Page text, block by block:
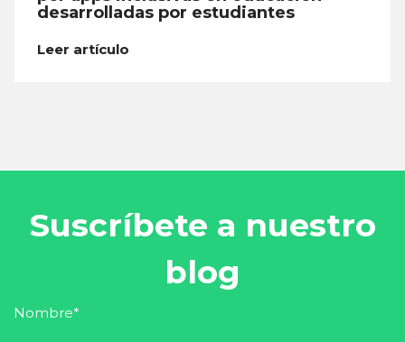
desarrolladas por estudiantes
Leer artículo
Suscríbete a nuestro
blog
Nombre*